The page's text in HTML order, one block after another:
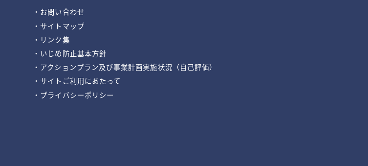
・お問い合わせ
・サイトマップ
・リンク集
・いじめ防止基本方針
・アクションプラン及び事業計画実施状況（自己評価）
・サイトご利用にあたって
・プライバシーポリシー